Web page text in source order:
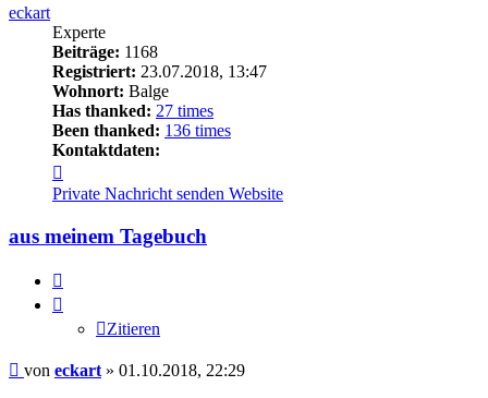
eckart
Experte
Beiträge: 1168
Registriert: 23.07.2018, 13:47
Wohnort: Balge
Has thanked: 27 times
Been thanked: 136 times
Kontaktdaten:
von
eckart
Private Nachricht senden Website
aus meinem Tagebuch
Zitieren
Beitrag
von eckart » 01.10.2018, 22:29